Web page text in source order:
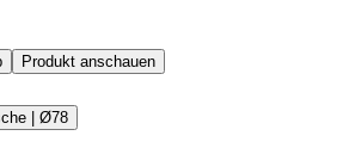
Produkt anschauen
| Ø78